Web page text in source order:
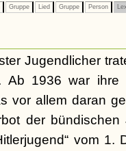
Gruppe Lied Gruppe Person
Jugendlicher
Ab 1936 war ihre
vor allem daran
der
vom 1.